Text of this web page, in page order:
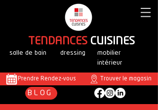
ENDANCES CUISINES
salle de bain dressing
mobilier
intérieur
Prendre Rendez-vous
BLOG
Trouver le magasin